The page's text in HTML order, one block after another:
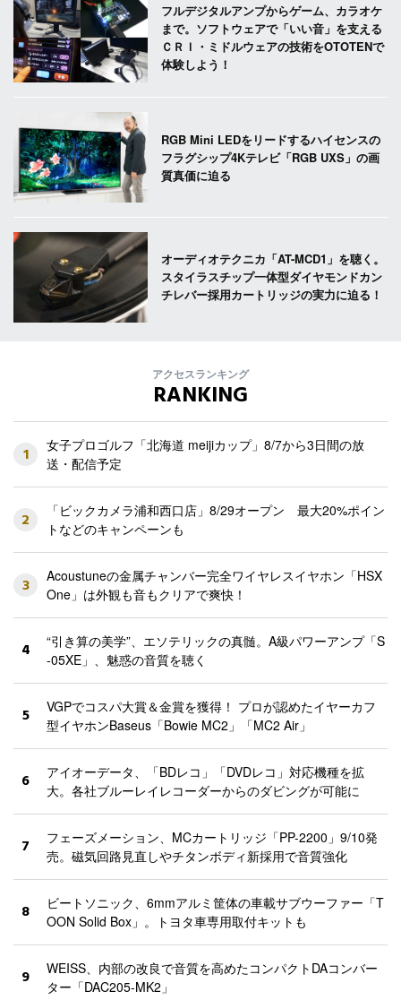
フルデジタルアンプからゲーム、カラオケ
まで。ソフトウェアで「いい音」を支える
ＣＲＩ・ミドルウェアの技術をOTOTENで
体験しよう！
RGB Mini LEDをリードするハイセンスの
フラグシップ4Kテレビ「RGB UXS」の画
質真価に迫る
オーディオテクニカ「AT-MCD1」を聴く。
スタイラスチップ一体型ダイヤモンドカン
チレバー採用カートリッジの実力に迫る！
アクセスランキング
RANKING
1
女子プロゴルフ「北海道 meijiカップ」8/7から3日間の放
送・配信予定
2
「ビックカメラ浦和西口店」8/29オープン 最大20%ポイン
トなどのキャンペーンも
3
Acoustuneの金属チャンバー完全ワイヤレスイヤホン「HSX
One」は外観も音もクリアで爽快！
4
“引き算の美学”、エソテリックの真髄。A級パワーアンプ「S
-05XE」、魅惑の音質を聴く
5
VGPでコスパ大賞＆金賞を獲得！ プロが認めたイヤーカフ
型イヤホンBaseus「Bowie MC2」「MC2 Air」
6
アイオーデータ、「BDレコ」「DVDレコ」対応機種を拡
大。各社ブルーレイレコーダーからのダビングが可能に
7
フェーズメーション、MCカートリッジ「PP-2200」9/10発
売。磁気回路見直しやチタンボディ新採用で音質強化
8
ビートソニック、6mmアルミ筐体の車載サブウーファー「T
OON Solid Box」。トヨタ車専用取付キットも
9
WEISS、内部の改良で音質を高めたコンパクトDAコンバー
ター「DAC205-MK2」